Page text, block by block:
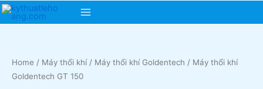
Skip
Main
Home / Máy thổi khí/ Máy thổi khí Goldentech / Máy thổi khí
Goldentech GT 150